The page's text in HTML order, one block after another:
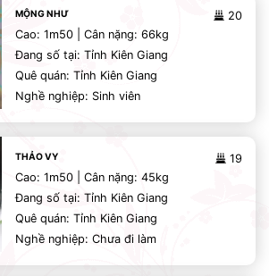
20
MỘNG NHƯ
Cao: 1m50 | Cân nặng: 66kg
Đang số tại: Tỉnh Kiên Giang
Quê quán: Tỉnh Kiên Giang
Nghề nghiệp: Sinh viên
19
THẢO VY
Cao: 1m50 | Cân nặng: 45kg
Đang số tại: Tỉnh Kiên Giang
Quê quán: Tỉnh Kiên Giang
Nghề nghiệp: Chưa đi làm